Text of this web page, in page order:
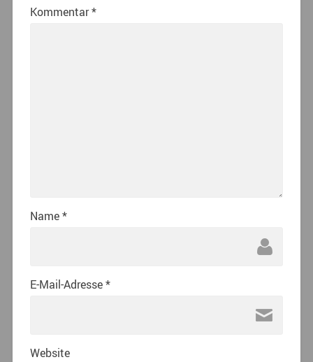
Kommentar*
Name*
E-Mail-Adresse*
Website